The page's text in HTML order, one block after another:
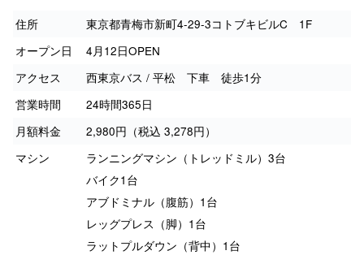
住所
東京都青梅市新町4-29-3コトブキビルC 1F
オープン日
4月12日OPEN
アクセス
西東京バス / 平松 下車 徒歩1分
営業時間
24時間365日
月額料金
2,980円（税込 3,278円）
マシン
ランニングマシン（トレッドミル）3台
バイク1台
アブドミナル（腹筋）1台
レッグプレス（脚）1台
ラットプルダウン（背中）1台